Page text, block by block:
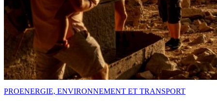
PROENERGIE, ENVIRONNEMENT ET TRANSPORT